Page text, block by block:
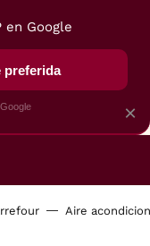
GUÍAS DE
Aire
×
en Google
preferida